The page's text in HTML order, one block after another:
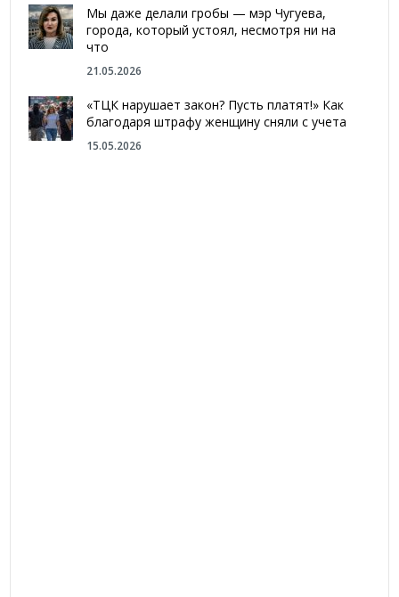
Мы даже делали гробы — мэр Чугуева,
города, который устоял, несмотря ни на
что
21.05.2026
«ТЦК нарушает закон? Пусть платят!» Как
благодаря штрафу женщину сняли с учета
15.05.2026